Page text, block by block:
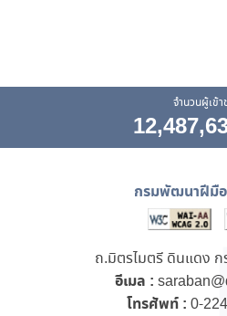
จำนวนผู้เข้า
กรมพัฒนาฝีมือ
ถ.มิตรไมตรี ดินแดง ก
อีเมล :
โทรศัพท์ : 0-